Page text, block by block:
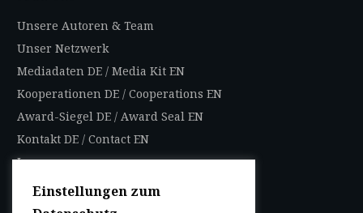
Unsere Autoren & Team
Unser Netzwerk
Mediadaten DE / Media Kit EN
Kooperationen DE / Cooperations EN
Award-Siegel DE / Award Seal EN
Kontakt DE / Contact EN
Impressum
Datenschutzbestimmungen
Nutzungsbedingungen
Einstellungen zum